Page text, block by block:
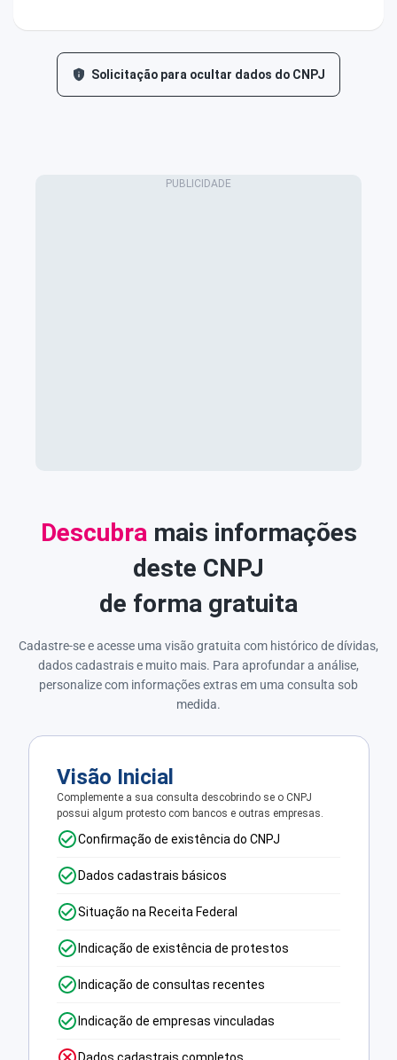
Solicitação para ocultar dados do CNPJ
Descubramais informações
deste CNPJ
de forma gratuita
Cadastre-se e acesse uma visão gratuita com histórico de dívidas,
dados cadastrais e muito mais. Para aprofundar a análise,
personalize com informações extras em uma consulta sob
medida.
Visão Inicial
Complemente a sua consulta descobrindo se o CNPJ
possui algum protesto com bancos e outras empresas.
Confirmação de existência do CNPJ
Dados cadastrais básicos
Situação na Receita Federal
Indicação de existência de protestos
Indicação de consultas recentes
Indicação de empresas vinculadas
Dados cadastrais completos